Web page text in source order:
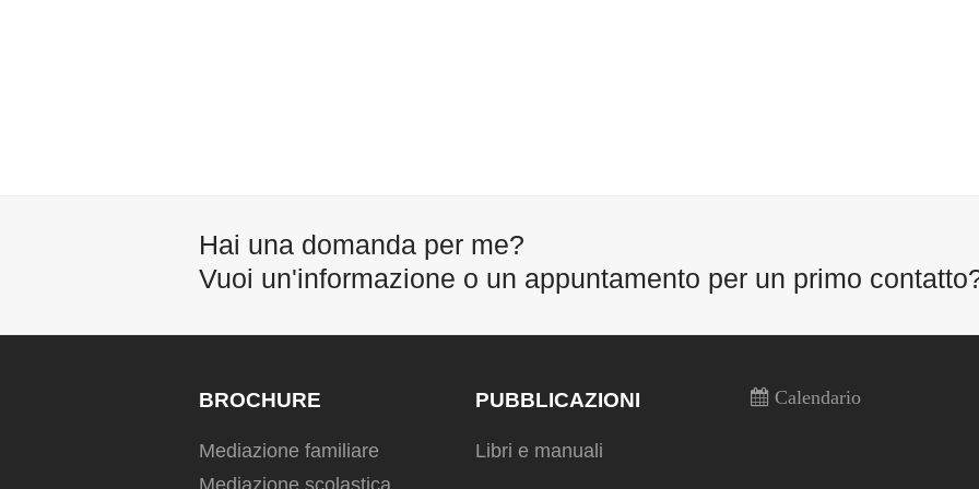
Hai una domanda per me?
Vuoi un'informazione o un appuntamento per un primo
BROCHURE
Mediazione familiare
PUBBLICAZIONI
Libri e manuali
Calendario